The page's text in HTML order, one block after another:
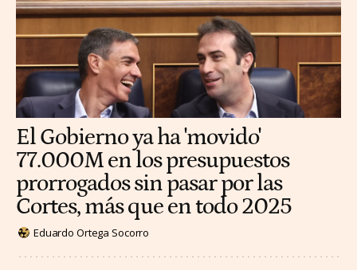
El Gobierno ya ha 'movido'
77.000M en los presupuestos
prorrogados sin pasar por las
Cortes, más que en todo 2025
Eduardo Ortega Socorro